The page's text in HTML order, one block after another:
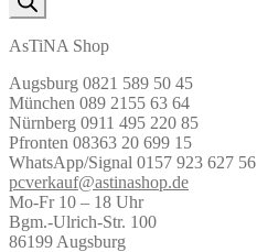
AsTiNA Shop
Augsburg 0821 589 50 45
München 089 2155 63 64
Nürnberg 0911 495 220 85
Pfronten 08363 20 699 15
WhatsApp/Signal 0157 923 627 56
pcverkauf@astinashop.de
Mo-Fr 10 – 18 Uhr
Bgm.-Ulrich-Str. 100
86199 Augsburg